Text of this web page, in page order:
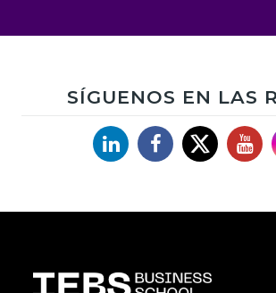
SÍGUENOS EN LAS
LinkedinFacebook
X